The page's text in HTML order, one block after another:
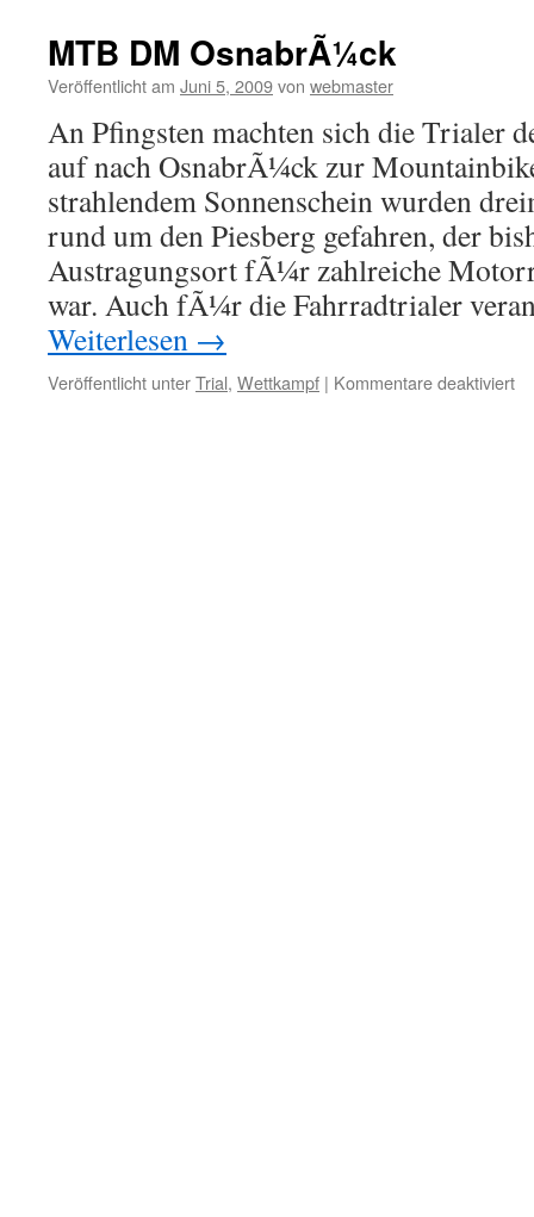
MTB DM OsnabrÃ¼ck
Veröffentlicht am Juni 5, 2009von webmaster
An Pfingsten machten sich die Trialer
auf nach OsnabrÃ¼ck zur
strahlendem Sonnenschein wurden
rund um den Piesberg gefahren, der
Austragungsort fÃ¼r zahlreiche
war. Auch fÃ¼r die Fahrradtrialer
Weiterlesen →
Veröffentlicht unterTrial, Wettkampf | Kommentare deaktiviertfür